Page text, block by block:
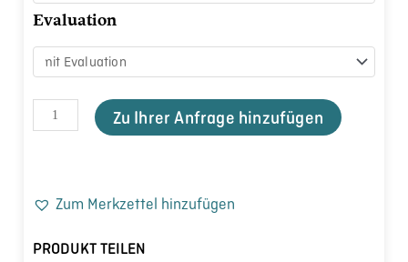
Evaluation
Zu Ihrer Anfrage hinzufügen
Zum Merkzettel hinzufügen
PRODUKT TEILEN